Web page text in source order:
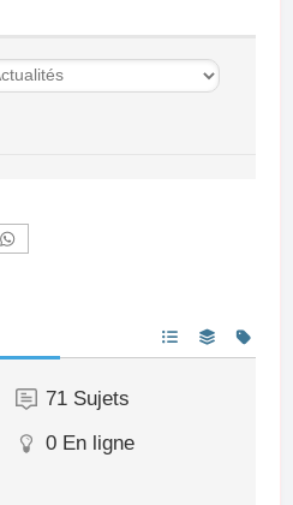
71 Sujets
0 En ligne